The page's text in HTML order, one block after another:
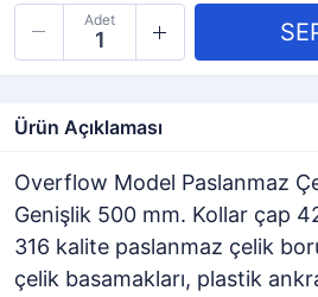
Adet
Ürün Açıklaması
Overflow Model Paslanmaz
Genişlik 500 mm. Kollar çap
316 kalite paslanmaz çelik
çelik basamakları, plastik